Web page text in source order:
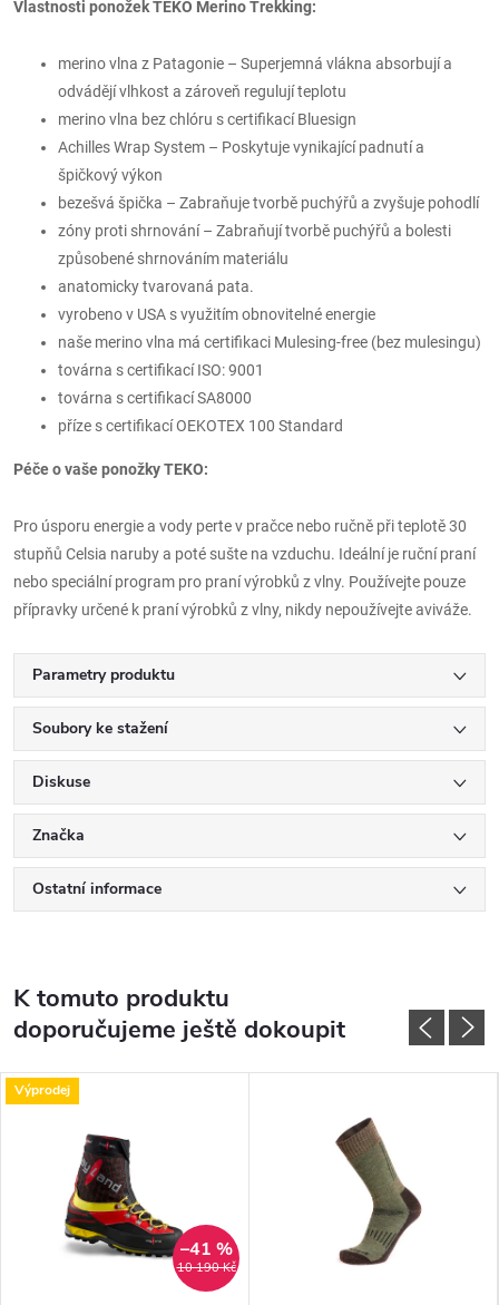
Vlastnosti ponožek TEKO Merino Trekking:
merino vlna z Patagonie – Superjemná vlákna absorbují a
odvádějí vlhkost a zároveň regulují teplotu
merino vlna bez chlóru s certifikací Bluesign
Achilles Wrap System – Poskytuje vynikající padnutí a
špičkový výkon
bezešvá špička – Zabraňuje tvorbě puchýřů a zvyšuje pohodlí
zóny proti shrnování – Zabraňují tvorbě puchýřů a bolesti
způsobené shrnováním materiálu
anatomicky tvarovaná pata.
vyrobeno v USA s využitím obnovitelné energie
naše merino vlna má certifikaci Mulesing-free (bez mulesingu)
továrna s certifikací ISO: 9001
továrna s certifikací SA8000
příze s certifikací OEKOTEX 100 Standard
Péče o vaše ponožky TEKO:
Pro úsporu energie a vody perte v pračce nebo ručně při teplotě 30
stupňů Celsia naruby a poté sušte na vzduchu. Ideální je ruční praní
nebo speciální program pro praní výrobků z vlny. Používejte pouze
přípravky určené k praní výrobků z vlny, nikdy nepoužívejte aviváže.
Parametry produktu
Soubory ke stažení
Diskuse
Značka
Ostatní informace
K tomuto produktu
doporučujeme ještě dokoupit
Výprodej
10 190 Kč
–41 %